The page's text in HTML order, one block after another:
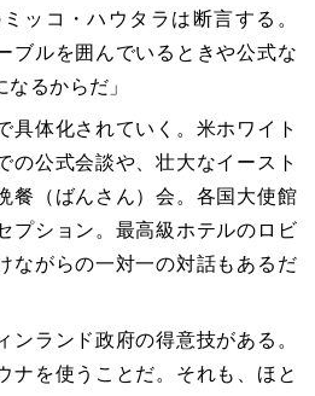
ッコ・ハウタラは断言する。
ブルを囲んでいるときや公式な
るからだ」
具体化されていく。米ホワイト
の公式会談や、壮大なイースト
餐（ばんさん）会。各国大使館
プション。最高級ホテルのロビ
ながらの一対一の対話もあるだ
ンランド政府の得意技がある。
ナを使うことだ。それも、ほと